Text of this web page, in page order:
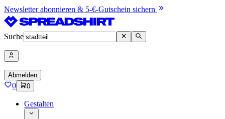
Newsletter abonnieren & 5-€-Gutschein sichern
Suche
Abmelden
0 0
Gestalten